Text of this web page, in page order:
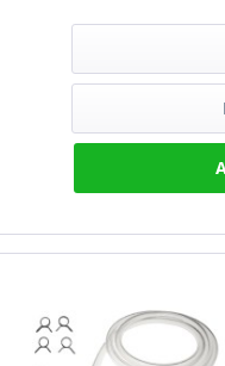
Rollers sorgen.
zur